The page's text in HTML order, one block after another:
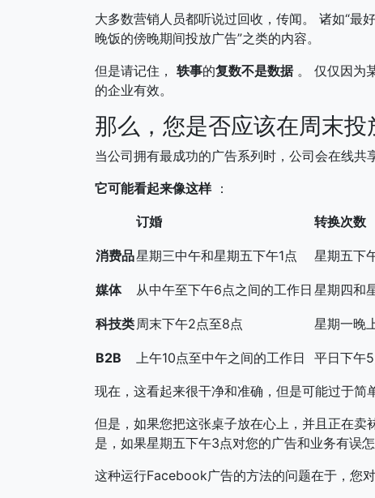
大多数营销人员都听说过回收，传闻。 诸如“最
晚饭的傍晚期间投放广告”之类的内容。
但是请记住， 轶事的复数不是数据。 仅仅因为
的企业有效。
那么，您是否应该在周末
当公司拥有最成功的广告系列时，公司会在线共
它可能看起来像这样：
订婚 转换次数
消费品星期三中午和星期五下午1点 星期五下
媒体 从中午至下午6点之间的工作日 星期四和
科技类 周末下午2点至8点 星期一晚
B2B 上午10点至中午之间的工作日 平日下午
现在，这看起来很干净和准确，但是可能过于简
但是，如果您把这张桌子放在心上，并且正在
是，如果星期五下午3点对您的广告和业务有误
这种运行Facebook广告的方法的问题在于，您